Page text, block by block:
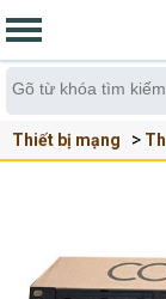
Thiết bị mạng